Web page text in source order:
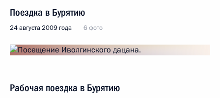
Поездка в Бурятию
24 августа 2009 года 6 фото
Рабочая поездка в Бурятию